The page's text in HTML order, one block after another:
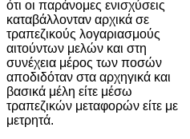
ότι οι παράνομες ενισχύσεις
καταβάλλονταν αρχικά σε
τραπεζικούς λογαριασμούς
αιτούντων μελών και στη
συνέχεια μέρος των ποσών
αποδιδόταν στα αρχηγικά και
βασικά μέλη είτε μέσω
τραπεζικών μεταφορών είτε με
μετρητά.